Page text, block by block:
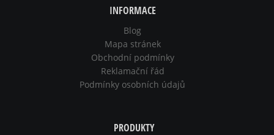
INFORMACE
Blog
Mapa stránek
Obchodní podmínky
Reklamační řád
Podmínky osobních údajů
PRODUKTY